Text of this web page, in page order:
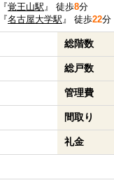
『覚王山駅』 徒歩8分
『名古屋大学駅』 徒歩22分
総階数
総戸数
管理費
間取り
礼金